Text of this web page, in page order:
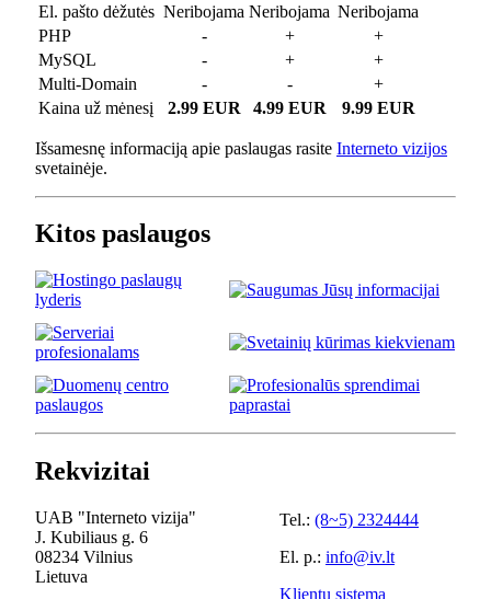
El. pašto dėžutės Neribojama Neribojama Neribojama
PHP
- +
+
MySQL
- +
+
Multi-Domain
- -
+
Kaina už mėnesį
2.99 EUR 4.99 EUR 9.99 EUR
Išsamesnę informaciją apie paslaugas rasite Interneto vizijos
svetainėje.
Kitos paslaugos
Rekvizitai
UAB "Interneto vizija"
J. Kubiliaus g. 6
08234 Vilnius
Lietuva
Tel.: (8~5) 2324444
El. p.: info@iv.lt
Klientų sistema